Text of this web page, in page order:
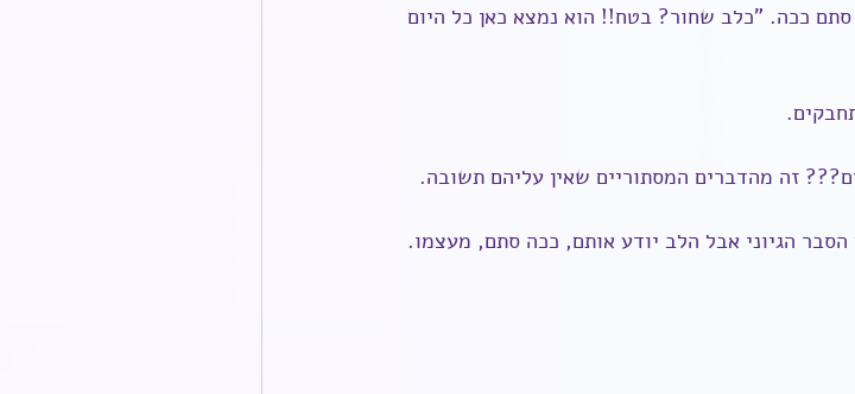
ככה. "כלב שחור? בטח!! הוא נמצא כאן כל היום
זה מהדברים המסתוריים שאין עליהם תשובה.
הגיוני אבל הלב יודע אותם, ככה סתם, מעצמו.